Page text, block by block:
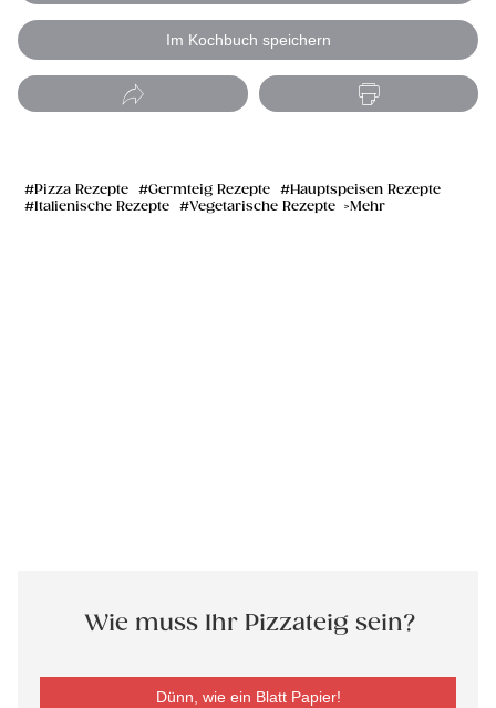
Im Kochbuch speichern
Pizza Rezepte Germteig Rezepte
Hauptspeisen Rezepte
Italienische Rezepte
Vegetarische Rezepte Mehr
Wie muss Ihr Pizzateig sein?
Dünn, wie ein Blatt Papier!